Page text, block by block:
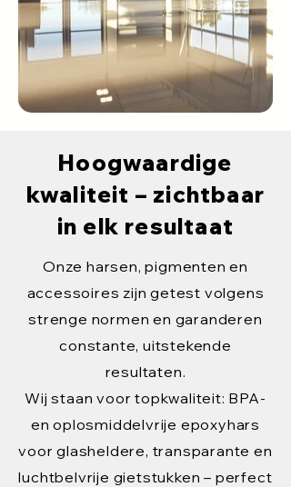
Hoogwaardige
kwaliteit – zichtbaar
in elk resultaat
Onze harsen, pigmenten en
accessoires zijn getest volgens
strenge normen en garanderen
constante, uitstekende
resultaten.
Wij staan voor topkwaliteit: BPA-
en oplosmiddelvrije epoxyhars
voor glasheldere, transparante en
luchtbelvrije gietstukken – perfect